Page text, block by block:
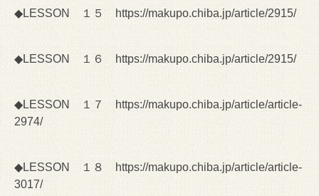
◆LESSON １５ https://makupo.chiba.jp/article/2915/
◆LESSON １６ https://makupo.chiba.jp/article/2915/
◆LESSON １７
https://makupo.chiba.jp/article/article-
2974/
◆LESSON １８https://makupo.chiba.jp/article/article-
3017/